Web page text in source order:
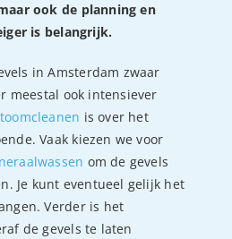
ook de planning en
is belangrijk.
in Amsterdam zwaar
meestal ook intensiever
is over het
Vaak kiezen we voor
om de gevels
Je kunt eventueel gelijk het
Verder is het
de gevels te laten